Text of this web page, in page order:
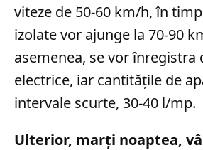
viteze de 50-60 km/h, în
izolate vor ajunge la 70-90
asemenea, se vor înregistra
electrice, iar cantitățile de
intervale scurte, 30-40 l/mp.
Ulterior, marți noaptea,